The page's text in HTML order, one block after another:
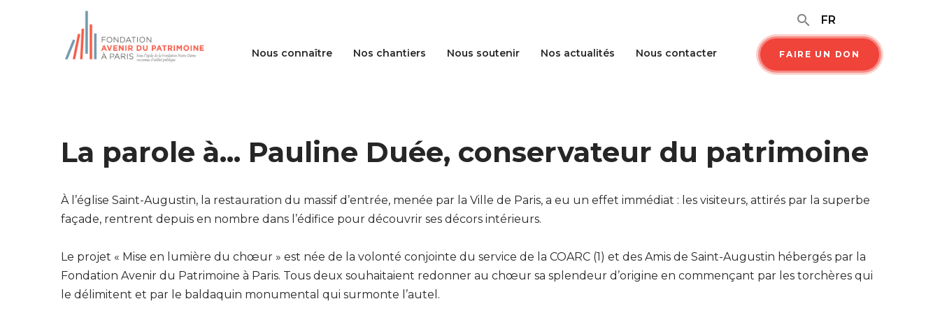
Nous connaître Nos chantiers Nous soutenir Nos actualités Nous contacter
search FR
FAIRE UN DON
La parole à... Pauline Duée, conservateur du patrimoine
À l’église Saint-Augustin, la restauration du massif d’entrée, menée par la Ville de Paris, a eu un effet immédiat : les visiteurs, attirés par la superbe
façade, rentrent depuis en nombre dans l’édifice pour découvrir ses décors intérieurs.
Le projet « Mise en lumière du chœur » est née de la volonté conjointe du service de la COARC (1) et des Amis de Saint-Augustin hébergés par la
Fondation Avenir du Patrimoine à Paris. Tous deux souhaitaient redonner au chœur sa splendeur d’origine en commençant par les torchères qui
le délimitent et par le baldaquin monumental qui surmonte l’autel.